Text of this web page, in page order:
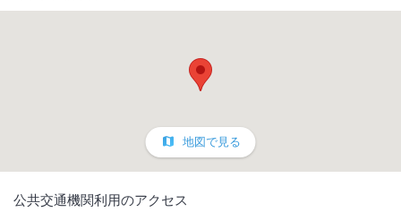
地図で見る
公共交通機関利用のアクセス